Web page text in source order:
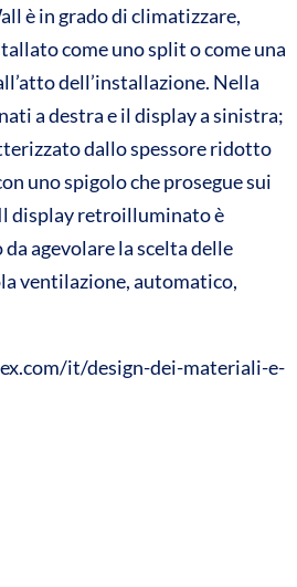
è in grado di climatizzare,
come uno split o come una
dell’installazione. Nella
a destra e il display a sinistra;
dallo spessore ridotto
uno spigolo che prosegue sui
display retroilluminato è
agevolare la scelta delle
ventilazione, automatico,
it/design-dei-materiali-e-